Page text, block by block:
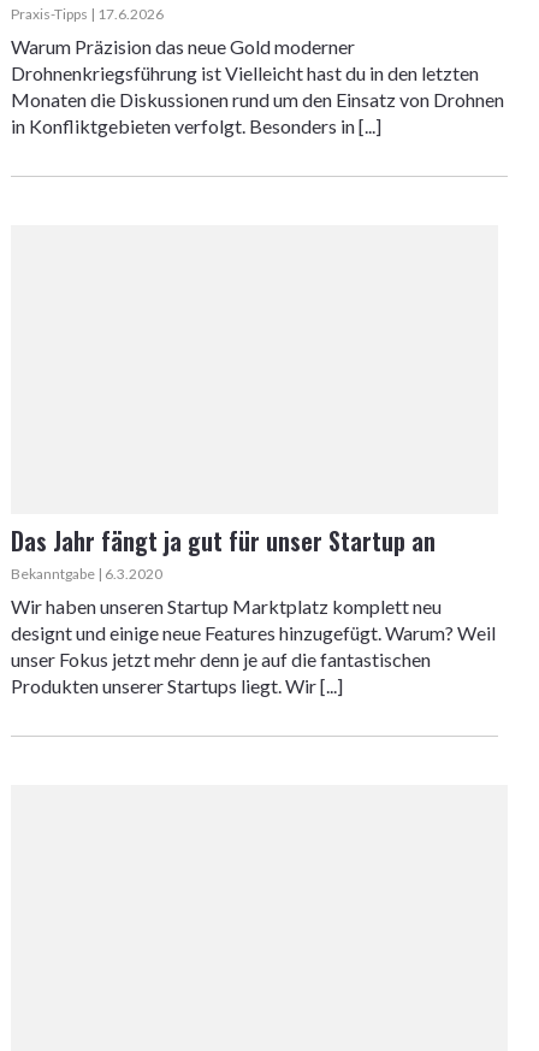
Praxis-Tipps | 17.6.2026
Warum Präzision das neue Gold moderner
Drohnenkriegsführung ist Vielleicht hast du in den letzten
Monaten die Diskussionen rund um den Einsatz von Drohnen
in Konfliktgebieten verfolgt. Besonders in [...]
Das Jahr fängt ja gut für unser Startup an
Bekanntgabe | 6.3.2020
Wir haben unseren Startup Marktplatz komplett neu
designt und einige neue Features hinzugefügt. Warum? Weil
unser Fokus jetzt mehr denn je auf die fantastischen
Produkten unserer Startups liegt. Wir [...]